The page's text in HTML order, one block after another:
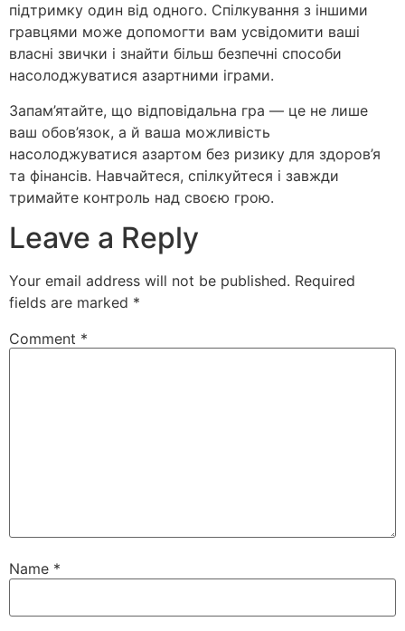
підтримку один від одного. Спілкування з іншими
гравцями може допомогти вам усвідомити ваші
власні звички і знайти більш безпечні способи
насолоджуватися азартними іграми.
Запам’ятайте, що відповідальна гра — це не лише
ваш обов’язок, а й ваша можливість
насолоджуватися азартом без ризику для здоров’я
та фінансів. Навчайтеся, спілкуйтеся і завжди
тримайте контроль над своєю грою.
Leave a Reply
Your email address will not be published. Required
fields are marked *
Comment *
Name *